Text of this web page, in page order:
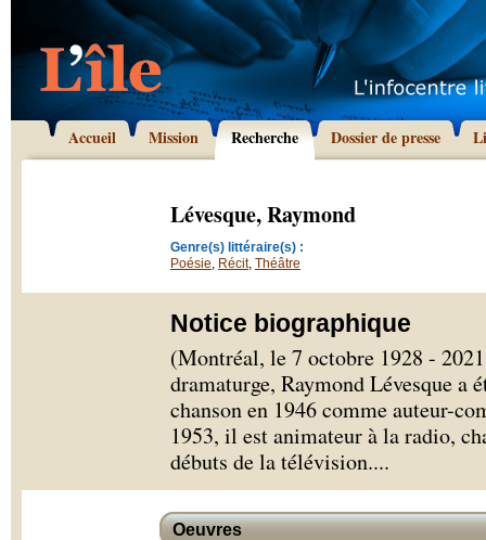
Accueil Mission Recherche Dossier de presse
Lévesque, Raymond
Genre(s) littéraire(s) :
Poésie, Récit, Théâtre
Notice biographique
(Montréal, le 7 octobre 1928 -
dramaturge, Raymond Lévesque a
chanson en 1946 comme auteur-
1953, il est animateur à la radio,
débuts de la télévision....
Oeuvres